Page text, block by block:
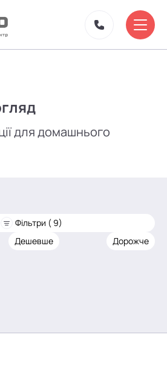
для домашнього
Фільтри ( 9)
Дешевше Дорожче